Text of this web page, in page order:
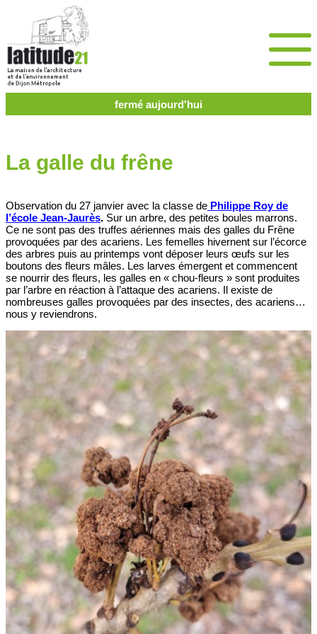
fermé aujourd'hui
La galle du frêne
Observation du 27 janvier avec la classe de Philippe Roy de
l’école Jean-Jaurès. Sur un arbre, des petites boules marrons.
Ce ne sont pas des truffes aériennes mais des galles du Frêne
provoquées par des acariens. Les femelles hivernent sur l’écorce
des arbres puis au printemps vont déposer leurs œufs sur les
boutons des fleurs mâles. Les larves émergent et commencent
se nourrir des fleurs, les galles en « chou-fleurs » sont produites
par l’arbre en réaction à l’attaque des acariens. Il existe de
nombreuses galles provoquées par des insectes, des acariens…
nous y reviendrons.